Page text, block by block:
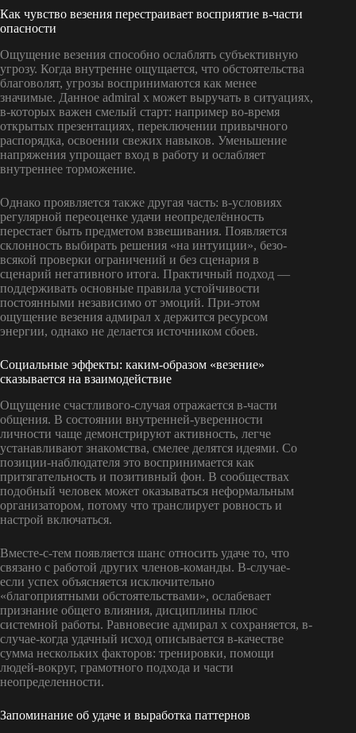
Как чувство везения перестраивает восприятие в-части
опасности
Ощущение везения способно ослаблять субъективную
угрозу. Когда внутренне ощущается, что обстоятельства
благоволят, угрозы воспринимаются как менее
значимые. Данное admiral x может выручать в ситуациях,
в-которых важен смелый старт: например во-время
открытых презентациях, переключении привычного
распорядка, освоении свежих навыков. Уменьшение
напряжения упрощает вход в работу и ослабляет
внутреннее торможение.
Однако проявляется также другая часть: в-условиях
регулярной переоценке удачи неопределённость
перестает быть предметом взвешивания. Появляется
склонность выбирать решения «на интуиции», безо-
всякой проверки ограничений и без сценария в
сценарий негативного итога. Практичный подход —
поддерживать основные правила устойчивости
постоянными независимо от эмоций. При-этом
ощущение везения адмирал х держится ресурсом
энергии, однако не делается источником сбоев.
Социальные эффекты: каким-образом «везение»
сказывается на взаимодействие
Ощущение счастливого-случая отражается в-части
общения. В состоянии внутренней-уверенности
личности чаще демонстрируют активность, легче
устанавливают знакомства, смелее делятся идеями. Со
позиции-наблюдателя это воспринимается как
притягательность и позитивный фон. В сообществах
подобный человек может оказываться неформальным
организатором, потому что транслирует ровность и
настрой включаться.
Вместе-с-тем появляется шанс относить удаче то, что
связано с работой других членов-команды. В-случае-
если успех объясняется исключительно
«благоприятными обстоятельствами», ослабевает
признание общего влияния, дисциплины плюс
системной работы. Равновесие адмирал х сохраняется, в-
случае-когда удачный исход описывается в-качестве
сумма нескольких факторов: тренировки, помощи
людей-вокруг, грамотного подхода и части
неопределенности.
Запоминание об удаче и выработка паттернов